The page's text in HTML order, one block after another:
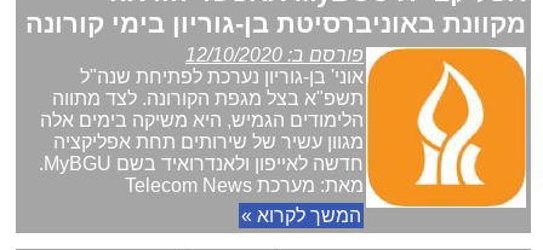
מקוונת באוניברסיטת בן-גוריון בימי קורונה
פורסם ב: 12/10/2020
אוני' בן-גוריון נערכת לפתיחת שנה"ל
תשפ"א בצל מגפת הקורונה. לצד מתווה
הלימודים הגמיש, היא משיקה בימים אלה
מגוון עשיר של שירותים תחת אפליקציה
חדשה לאייפון ולאנדרואיד בשם MyBGU.
מאת: מערכת Telecom News
המשך לקרוא »